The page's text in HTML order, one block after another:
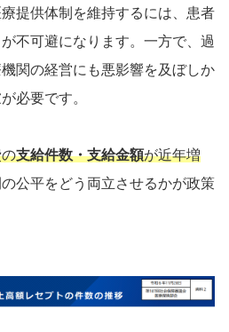
提供体制を維持するには、患者
不可避になります。一方で、過
関の経営にも悪影響を及ぼしか
必要です。
支給件数・支給金額が近年増
公平をどう両立させるかが政策